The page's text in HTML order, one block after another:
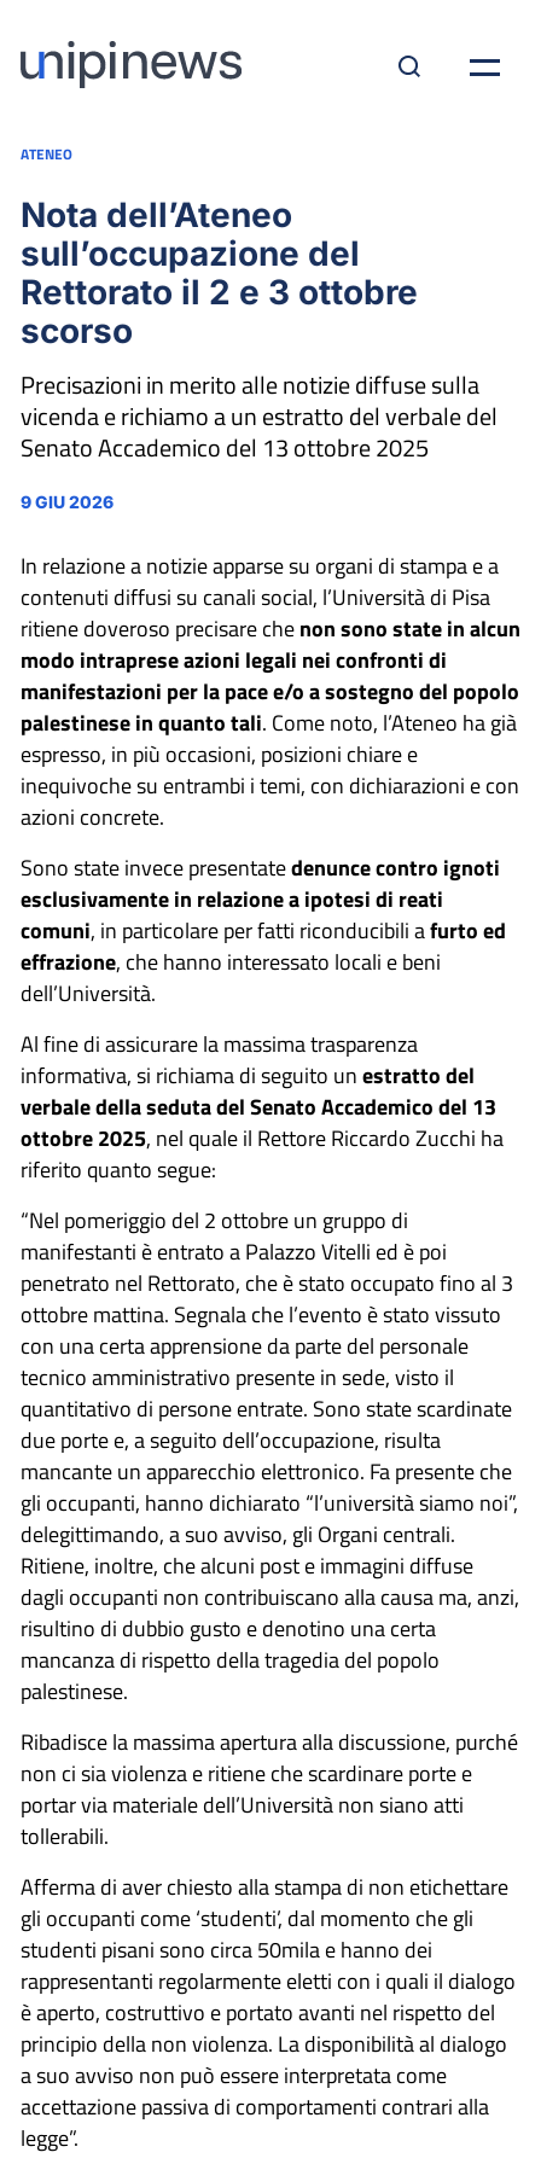
ATENEO
Nota dell’Ateneo
sull’occupazione del
Rettorato il 2 e 3 ottobre
scorso
Precisazioni in merito alle notizie diffuse sulla
vicenda e richiamo a un estratto del verbale del
Senato Accademico del 13 ottobre 2025
9 GIU 2026
In relazione a notizie apparse su organi di stampa e a
contenuti diffusi su canali social, l’Università di Pisa
ritiene doveroso precisare chenon sono state in alcun
modo intraprese azioni legali nei confronti di
manifestazioni per la pace e/o a sostegno del popolo
palestinese in quanto tali. Come noto, l’Ateneo ha già
espresso, in più occasioni, posizioni chiare e
inequivoche su entrambi i temi, con dichiarazioni e con
azioni concrete.
Sono state invece presentatedenunce contro ignoti
esclusivamente in relazione a ipotesi di reati
comuni, in particolare per fatti riconducibili afurto ed
effrazione, che hanno interessato locali e beni
dell’Università.
Al fine di assicurare la massima trasparenza
informativa, si richiama di seguito unestratto del
verbale della seduta del Senato Accademico del 13
ottobre 2025, nel quale il Rettore Riccardo Zucchi ha
riferito quanto segue:
“Nel pomeriggio del 2 ottobre un gruppo di
manifestanti è entrato a Palazzo Vitelli ed è poi
penetrato nel Rettorato, che è stato occupato fino al 3
ottobre mattina. Segnala che l’evento è stato vissuto
con una certa apprensione da parte del personale
tecnico amministrativo presente in sede, visto il
quantitativo di persone entrate. Sono state scardinate
due porte e, a seguito dell’occupazione, risulta
mancante un apparecchio elettronico. Fa presente che
gli occupanti, hanno dichiarato “l’università siamo noi”,
delegittimando, a suo avviso, gli Organi centrali.
Ritiene, inoltre, che alcuni post e immagini diffuse
dagli occupanti non contribuiscano alla causa ma, anzi,
risultino di dubbio gusto e denotino una certa
mancanza di rispetto della tragedia del popolo
palestinese.
Ribadisce la massima apertura alla discussione, purché
non ci sia violenza e ritiene che scardinare porte e
portar via materiale dell’Università non siano atti
tollerabili.
Afferma di aver chiesto alla stampa di non etichettare
gli occupanti come ‘studenti’, dal momento che gli
studenti pisani sono circa 50mila e hanno dei
rappresentanti regolarmente eletti con i quali il dialogo
è aperto, costruttivo e portato avanti nel rispetto del
principio della non violenza. La disponibilità al dialogo
a suo avviso non può essere interpretata come
accettazione passiva di comportamenti contrari alla
legge”.